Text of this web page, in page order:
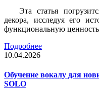
Эта статья
декора, исследуя его
функциональную
Подробнее
10.04.2026
Обучение вокалу для
SOLO